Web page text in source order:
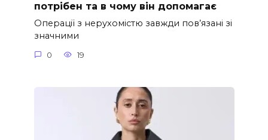
потрібен та в чому він допомагає
Операції з нерухомістю завжди пов’язані зі
значними
0 19